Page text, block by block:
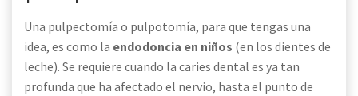
Una pulpectomía o pulpotomía, para que tengas una
idea, es como la endodoncia en niños (en los dientes de
leche). Se requiere cuando la caries dental es ya tan
profunda que ha afectado el nervio, hasta el punto de